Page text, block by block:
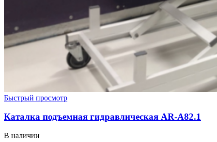
Быстрый просмотр
Каталка подъемная гидравлическая AR-A82.1
В наличии